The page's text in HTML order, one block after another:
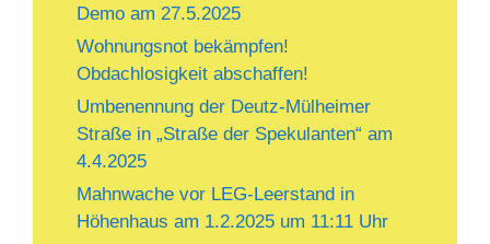
Demo am 27.5.2025
Wohnungsnot bekämpfen!
Obdachlosigkeit abschaffen!
Umbenennung der Deutz-Mülheimer
Straße in „Straße der Spekulanten“ am
4.4.2025
Mahnwache vor LEG-Leerstand in
Höhenhaus am 1.2.2025 um 11:11 Uhr